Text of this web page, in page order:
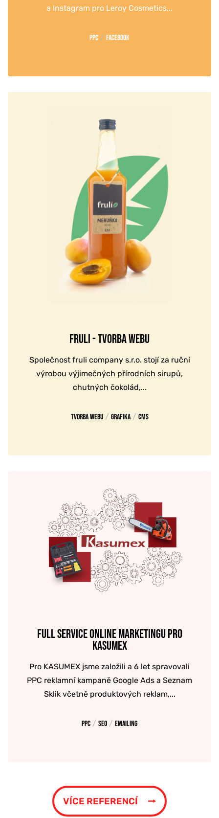
a Instagram pro Leroy Cosmetics...
PPC / Facebook
FRULI - TVORBA WEBU
Společnost fruli company s.r.o. stojí za ruční
výrobou výjimečných přírodních sirupů,
chutných čokolád,...
Tvorba webu / Grafika / CMS
FULL SERVICE ONLINE MARKETINGU PRO
KASUMEX
Pro KASUMEX jsme založili a 6 let spravovali
PPC reklamní kampaně Google Ads a Seznam
Sklik včetně produktových reklam,...
PPC / SEO / Emailing
VÍCE REFERENCÍ